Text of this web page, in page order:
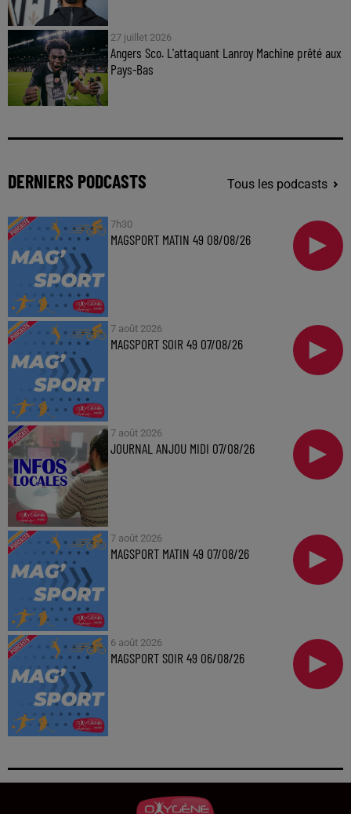
27 juillet 2026
Angers Sco. L'attaquant Lanroy Machine prêté aux
Pays-Bas
DERNIERS PODCASTS Tous les podcasts
7h30
MAGSPORT MATIN 49 08/08/26
7 août 2026
MAGSPORT SOIR 49 07/08/26
7 août 2026
JOURNAL ANJOU MIDI 07/08/26
7 août 2026
MAGSPORT MATIN 49 07/08/26
6 août 2026
MAGSPORT SOIR 49 06/08/26